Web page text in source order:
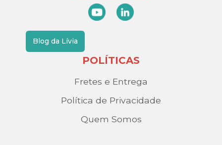
Blog da Lívia
POLÍTICAS
Fretes e Entrega
Política de Privacidade
Quem Somos